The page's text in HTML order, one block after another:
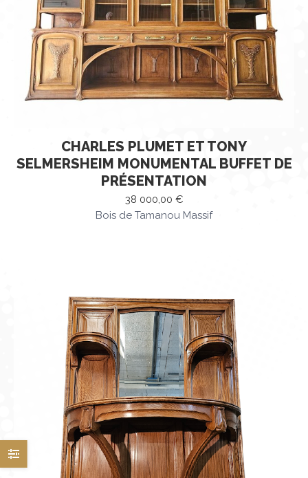
CHARLES PLUMET ET TONY
SELMERSHEIM MONUMENTAL BUFFET DE
PRÉSENTATION
38 000,00 €
Bois de Tamanou Massif